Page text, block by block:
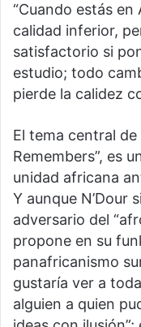
“Cuando estás
calidad inferior,
satisfactorio si
estudio; todo
pierde la calidez
El tema central de
Remembers”, es
unidad africana
Y aunque N’Dour
adversario del
propone en su
panafricanismo
gustaría ver a
alguien a quien